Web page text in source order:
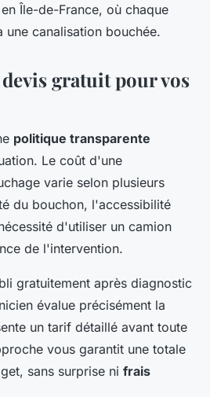
Île-de-France, où chaque
une canalisation bouchée.
gratuit pour vos
politique transparente
Le coût d'une
varie selon plusieurs
du bouchon, l'accessibilité
d'utiliser un camion
de l'intervention.
gratuitement après diagnostic
évalue précisément la
un tarif détaillé avant toute
vous garantit une totale
sans surprise ni frais